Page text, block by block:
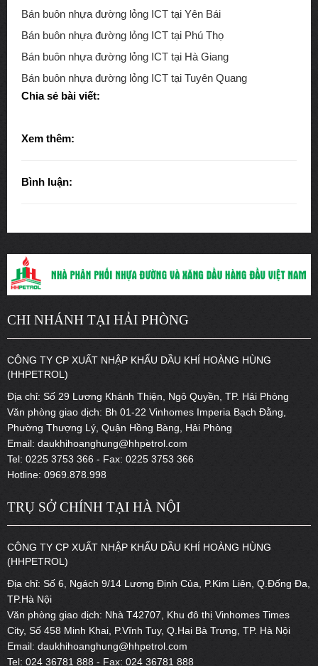
Bán buôn nhựa đường lỏng ICT tại Yên Bái
Bán buôn nhựa đường lỏng ICT tại Phú Thọ
Bán buôn nhựa đường lỏng ICT tại Hà Giang
Bán buôn nhựa đường lỏng ICT tại Tuyên Quang
Chia sẻ bài viết:
Xem thêm:
Bình luận:
CHI NHÁNH TẠI HẢI PHÒNG
CÔNG TY CP XUẤT NHẬP KHẨU DẦU KHÍ HOÀNG HÙNG
(HHPETROL)
Địa chỉ: Số 29 Lương Khánh Thiện, Ngô Quyền, TP. Hải Phòng
Văn phòng giao dịch: Bh 01-22 Vinhomes Imperia Bạch Đằng,
Phường Thượng Lý, Quận Hồng Bàng, Hải Phòng
Email: daukhihoanghung@hhpetrol.com
Tel: 0225 3753 366 - Fax: 0225 3753 366
Hotline: 0969.878.998
TRỤ SỞ CHÍNH TẠI HÀ NỘI
CÔNG TY CP XUẤT NHẬP KHẨU DẦU KHÍ HOÀNG HÙNG
(HHPETROL)
Địa chỉ: Số 6, Ngách 9/14 Lương Định Của, P.Kim Liên, Q.Đống Đa,
TP.Hà Nội
Văn phòng giao dịch: Nhà T42707, Khu đô thị Vinhomes Times
City, Số 458 Minh Khai, P.Vĩnh Tuy, Q.Hai Bà Trưng, TP. Hà Nội
Email: daukhihoanghung@hhpetrol.com
Tel: 024 36781 888 - Fax: 024 36781 888